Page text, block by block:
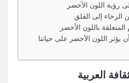
رؤية اللون الأخضر
الرخاء إلى القلق
باللون الأخضر
يؤثر اللون الأخضر على حياتنا
العربية